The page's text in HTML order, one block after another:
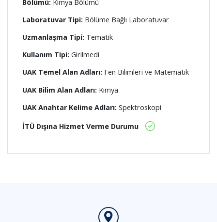
Bölümü: Kimya Bölümü
Laboratuvar Tipi: Bölüme Bağlı Laboratuvar
Uzmanlaşma Tipi: Tematik
Kullanım Tipi: Girilmedi
UAK Temel Alan Adları: Fen Bilimleri ve Matematik
UAK Bilim Alan Adları: Kimya
UAK Anahtar Kelime Adları: Spektroskopi
İTÜ Dışına Hizmet Verme Durumu